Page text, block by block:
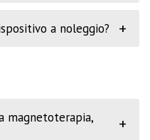
a noleggio? +
magnetoterapia,
+